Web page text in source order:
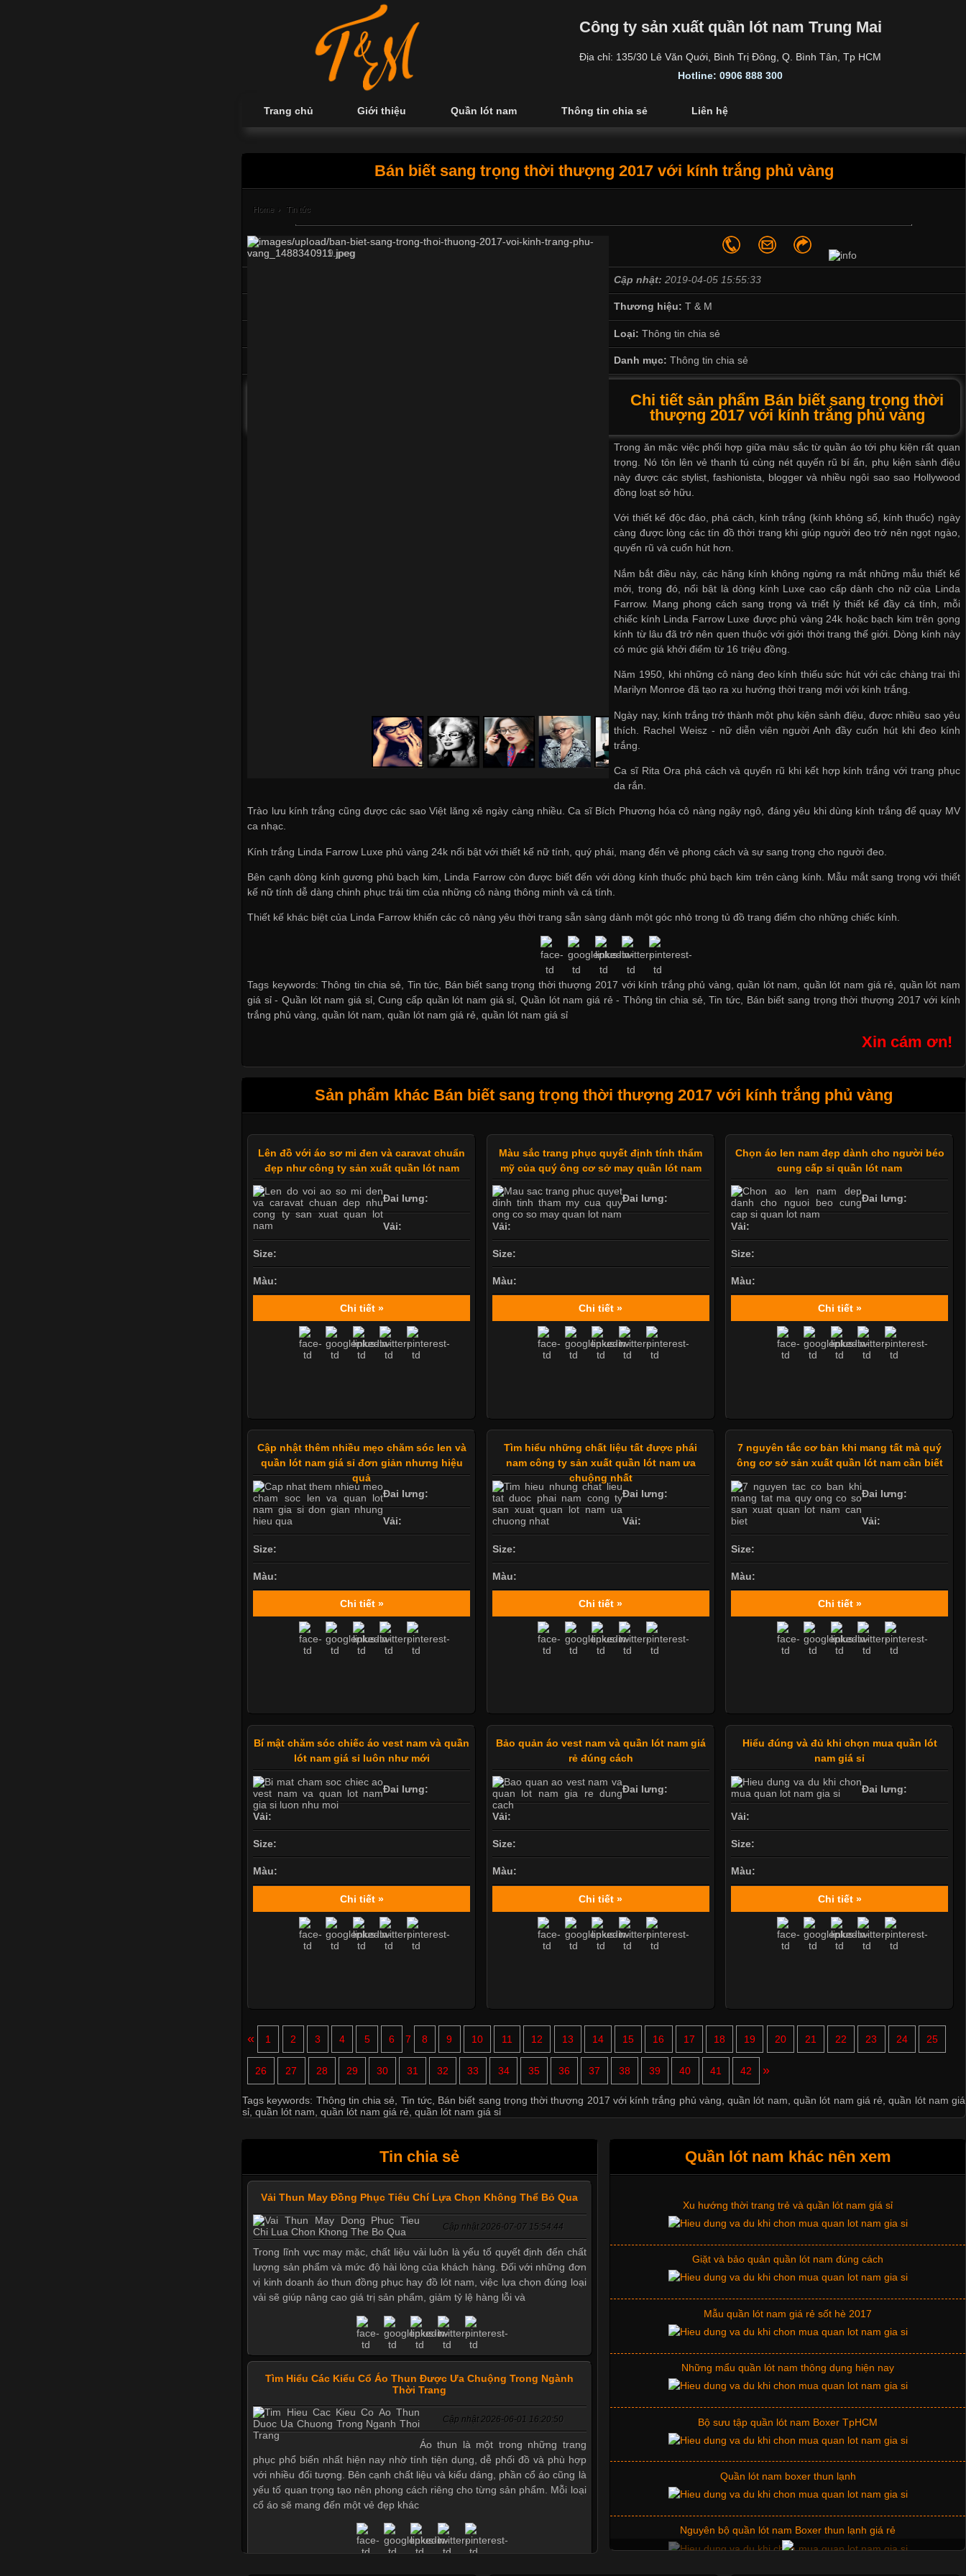
Công ty sản xuất quần lót nam Trung Mai
Địa chỉ: 135/30 Lê Văn Quới, Bình Trị Đông, Q. Bình Tân, Tp HCM
Hotline: 0906 888 300
Trang chủ Giới thiệu Quần lót nam Thông tin chia sẻ Liên hệ
Bán biết sang trọng thời thượng 2017 với kính trắng phủ vàng
Home › Tin tức
Cập nhật: 2019-04-05 15:55:33
Thương hiệu:T & M
Loại: Thông tin chia sẻ
Danh mục: Thông tin chia sẻ
Chi tiết sản phẩm Bán biết sang trọng thời
thượng 2017 với kính trắng phủ vàng
Trong ăn mặc việc phối hợp giữa màu sắc từ quần áo tới phụ kiện rất quan
trọng. Nó tôn lên vẻ thanh tú cùng nét quyến rũ bí ẩn, phụ kiện sành điệu
này được các stylist, fashionista, blogger và nhiều ngôi sao sao Hollywood
đồng loạt sở hữu.
Với thiết kế độc đáo, phá cách, kính trắng (kính không số, kính thuốc) ngày
càng được lòng các tín đồ thời trang khi giúp người đeo trở nên ngọt ngào,
quyến rũ và cuốn hút hơn.
Nắm bắt điều này, các hãng kính không ngừng ra mắt những mẫu thiết kế
mới, trong đó, nổi bật là dòng kính Luxe cao cấp dành cho nữ của Linda
Farrow. Mang phong cách sang trọng và triết lý thiết kế đầy cá tính, mỗi
chiếc kính Linda Farrow Luxe được phủ vàng 24k hoặc bạch kim trên gọng
kính từ lâu đã trở nên quen thuộc với giới thời trang thế giới. Dòng kính này
có mức giá khởi điểm từ 16 triệu đồng.
Năm 1950, khi những cô nàng đeo kính thiếu sức hút với các chàng trai thì
Marilyn Monroe đã tạo ra xu hướng thời trang mới với kính trắng.
Ngày nay, kính trắng trở thành một phụ kiện sành điệu, được nhiều sao yêu
thích. Rachel Weisz - nữ diễn viên người Anh đầy cuốn hút khi đeo kính
trắng.
Ca sĩ Rita Ora phá cách và quyến rũ khi kết hợp kính trắng với trang phục
da rắn.
Trào lưu kính trắng cũng được các sao Việt lăng xê ngày càng nhiều. Ca sĩ Bích Phương hóa cô nàng ngây ngô, đáng yêu khi dùng kính trắng để quay MV
ca nhạc.
Kính trắng Linda Farrow Luxe phủ vàng 24k nổi bật với thiết kế nữ tính, quý phái, mang đến vẻ phong cách và sự sang trọng cho người đeo.
Bên cạnh dòng kính gương phủ bạch kim, Linda Farrow còn được biết đến với dòng kính thuốc phủ bạch kim trên càng kính. Mẫu mắt sang trọng với thiết
kế nữ tính dễ dàng chinh phục trái tim của những cô nàng thông minh và cá tính.
Thiết kế khác biệt của Linda Farrow khiến các cô nàng yêu thời trang sẵn sàng dành một góc nhỏ trong tủ đồ trang điểm cho những chiếc kính.
Tags keywords: Thông tin chia sẻ, Tin tức, Bán biết sang trọng thời thượng 2017 với kính trắng phủ vàng, quần lót nam, quần lót nam giá rẻ, quần lót nam
giá sỉ -Quần lót nam giá sỉ,Cung cấp quần lót nam giá sỉ Quần lót nam giá rẻ - Thông tin chia sẻ ,Tin tức
Bán biết sang trọng thời thượng 2017 với kính
trắng phủ vàng ,quần lót nam ,quần lót nam giá rẻ ,quần lót nam giá sỉ
Xin cám ơn!
Sản phẩm khác Bán biết sang trọng thời thượng 2017 với kính trắng phủ vàng
Lên đồ với áo sơ mi đen và caravat chuẩn
đẹp như công ty sản xuất quần lót nam
Đai lưng:
Vải:
Size:
Màu:
Chi tiết »
Màu sắc trang phục quyết định tính thẩm
mỹ của quý ông cơ sở may quần lót nam
Đai lưng:
Vải:
Size:
Màu:
Chi tiết »
Chọn áo len nam đẹp dành cho người béo
cung cấp sỉ quần lót nam
Đai lưng:
Vải:
Size:
Màu:
Chi tiết »
Cập nhật thêm nhiều mẹo chăm sóc len và
quần lót nam giá sỉ đơn giản nhưng hiệu
quả
Đai lưng:
Vải:
Size:
Màu:
Chi tiết »
Tìm hiểu những chất liệu tất được phái
nam công ty sản xuất quần lót nam ưa
chuộng nhất
Đai lưng:
Vải:
Size:
Màu:
Chi tiết »
7 nguyên tắc cơ bản khi mang tất mà quý
ông cơ sở sản xuất quần lót nam cần biết
Đai lưng:
Vải:
Size:
Màu:
Chi tiết »
Bí mật chăm sóc chiếc áo vest nam và quần
lót nam giá sỉ luôn như mới
Đai lưng:
Vải:
Size:
Màu:
Chi tiết »
Bảo quản áo vest nam và quần lót nam giá
rẻ đúng cách
Đai lưng:
Vải:
Size:
Màu:
Chi tiết »
Hiểu đúng và đủ khi chọn mua quần lót
nam giá sỉ
Đai lưng:
Vải:
Size:
Màu:
Chi tiết »
« 1 2 3 4 5 6 7 8 9 10 11 12 13 14 15 16 17 18 19 20 21 22 23 24 25
26 27 28 29 30 31 32 33 34 35 36 37 38 39 40 41 42 »
Tags keywords: Thông tin chia sẻ, Tin tức, Bán biết sang trọng thời thượng 2017 với kính trắng phủ vàng,quần lót nam,quần lót nam giá rẻ,quần lót nam giá
sỉ, quần lót nam, quần lót nam giá rẻ, quần lót nam giá sỉ
Tin chia sẻ
Vải Thun May Đồng Phục Tiêu Chí Lựa Chọn Không Thể Bỏ Qua
Cập nhật 2026-07-07 15:54:44
Trong lĩnh vực may mặc, chất liệu vải luôn là yếu tố quyết định đến chất
lượng sản phẩm và mức độ hài lòng của khách hàng. Đối với những đơn
vị kinh doanh áo thun đồng phục hay đồ lót nam, việc lựa chọn đúng loại
vải sẽ giúp nâng cao giá trị sản phẩm, giảm tỷ lệ hàng lỗi và
Tìm Hiểu Các Kiểu Cổ Áo Thun Được Ưa Chuộng Trong Ngành
Thời Trang
Cập nhật 2026-06-01 16:20:50
Áo thun là một trong những trang
phục phổ biến nhất hiện nay nhờ tính tiện dụng, dễ phối đồ và phù hợp
với nhiều đối tượng. Bên cạnh chất liệu và kiểu dáng, phần cổ áo cũng là
yếu tố quan trọng tạo nên phong cách riêng cho từng sản phẩm. Mỗi loại
cổ áo sẽ mang đến một vẻ đẹp khác
Quần lót nam khác nên xem
Mẫu quần short quần lót nam nữ hè thu 2017
Thị hiều quần lót nam bơi lội nam và nữ 2017
Xu hướng thời trang trẻ và quần lót nam giá sỉ
Giặt và bảo quản quần lót nam đúng cách
Mẫu quần lót nam giá rẻ sốt hè 2017
Những mẩu quần lót nam thông dụng hiện nay
Bộ sưu tập quần lót nam Boxer TpHCM
Quần lót nam boxer thun lạnh
Nguyên bộ quần lót nam Boxer thun lạnh giá rẻ
Dễ chịu hơn với quần lót nam giá rẻ vải Cotton 4 chiều